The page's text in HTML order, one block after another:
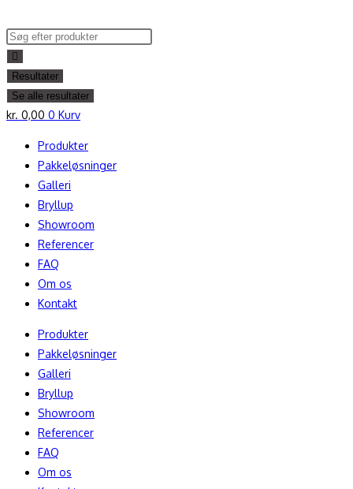
to
content
Search
...
Resultater
Se alle resultater
kr. 0,00 0 Kurv
Produkter
Pakkeløsninger
Galleri
Bryllup
Showroom
Referencer
FAQ
Om os
Kontakt
Produkter
Pakkeløsninger
Galleri
Bryllup
Showroom
Referencer
FAQ
Om os